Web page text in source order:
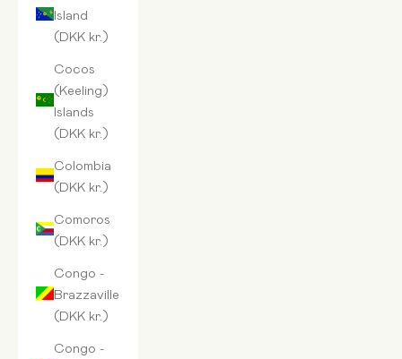
Island
(DKK kr.)
Cocos
(Keeling)
Islands
(DKK kr.)
Colombia
(DKK kr.)
Comoros
(DKK kr.)
Congo -
Brazzaville
(DKK kr.)
Congo -